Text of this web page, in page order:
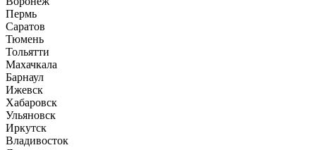
Пермь
Саратов
Тюмень
Тольятти
Махачкала
Барнаул
Ижевск
Хабаровск
Ульяновск
Иркутск
Владивосток